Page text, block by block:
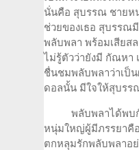
นั่นคือ สุบรรณ ชายห
ช่วยของเธอ สุบรรณ
พลับพลา พร้อมเสียส
ไม่รู้ตัวว่ายังมี กัณหา
ชื่นชมพลับพลาว่าเป็น
ดอลนั้น มีใจให้สุบรร
พลับพลาได้พบกับ
หนุ่มใหญ่ผู้มีภรรยาคื
ตกหลุมรักพลับพลาอ